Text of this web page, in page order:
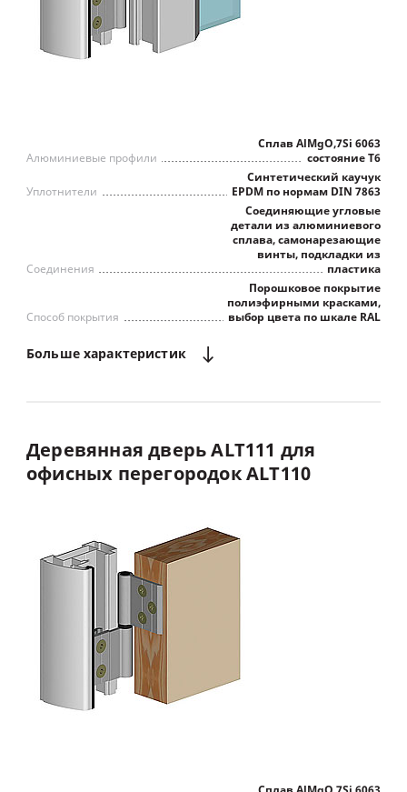
Сплав AlMgO,7Si 6063
состояние Т6
Алюминиевые профили
Синтетический каучук
EPDM по нормам DIN 7863
Уплотнители
Соединяющие угловые
детали из алюминиевого
сплава, самонарезающие
винты, подкладки из
пластика
Соединения
Порошковое покрытие
полиэфирными красками,
выбор цвета по шкале RAL
Способ покрытия
Большехарактеристик
Деревянная дверьALT111 для
офисных перегородокALT110